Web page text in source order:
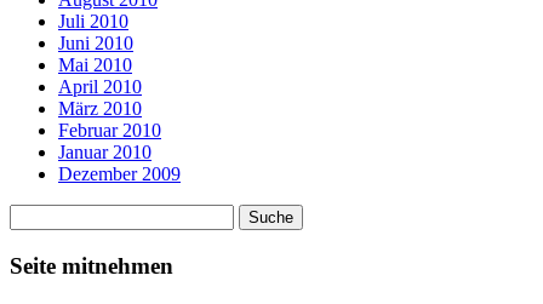
Juli 2010
Juni 2010
Mai 2010
April 2010
März 2010
Februar 2010
Januar 2010
Dezember 2009
Seite mitnehmen